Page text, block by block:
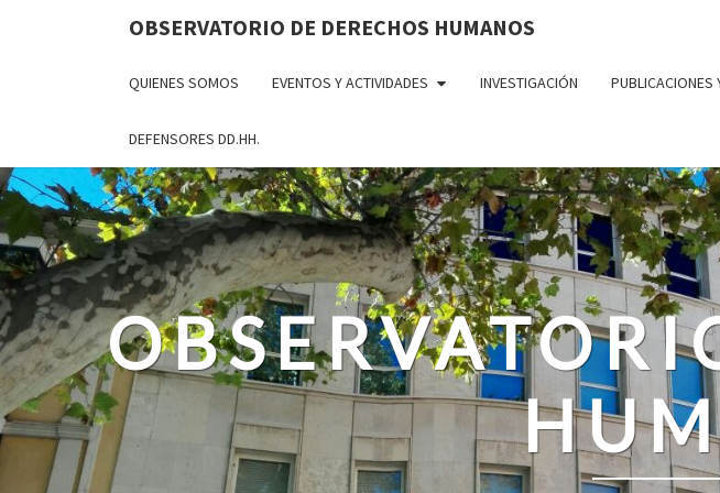
OBSERVATORIO DE DERECHOS HUMANOS
QUIENES SOMOS EVENTOS Y ACTIVIDADES INVESTIGACIÓN PUBLICACIONES
DEFENSORES DD.HH.